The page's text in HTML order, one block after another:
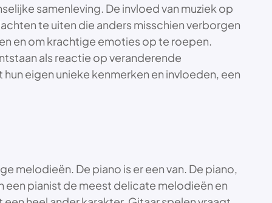
samenleving. De invloed van muziek op
te uiten die anders misschien verborgen
en om krachtige emoties op te roepen.
als reactie op veranderende
eigen unieke kenmerken en invloeden, een
melodieën. De piano is er een van. De piano,
pianist de meest delicate melodieën en